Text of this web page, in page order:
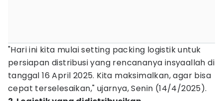
"Hari ini kita mulai setting packing logistik untuk
persiapan distribusi yang rencananya insyaallah di
tanggal 16 April 2025. Kita maksimalkan, agar bisa
cepat terselesaikan," ujarnya, Senin (14/4/2025).